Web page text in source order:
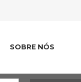
SOBRE NÓS